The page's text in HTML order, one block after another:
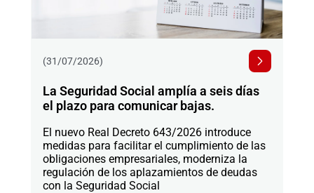
(31/07/2026)
La Seguridad Social amplía a seis días
el plazo para comunicar bajas.
El nuevo Real Decreto 643/2026 introduce
medidas para facilitar el cumplimiento de las
obligaciones empresariales, moderniza la
regulación de los aplazamientos de deudas
con la Seguridad Social